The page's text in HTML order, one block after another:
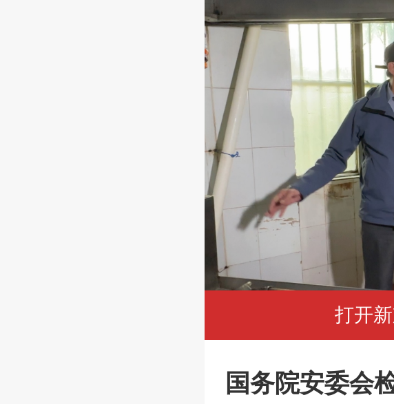
打开
国务院安委会